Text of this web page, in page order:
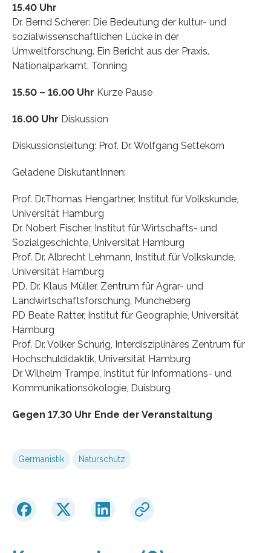
15.40 Uhr
Dr. Bernd Scherer: Die Bedeutung der kultur- und
sozialwissenschaftlichen Lücke in der
Umweltforschung. Ein Bericht aus der Praxis.
Nationalparkamt, Tönning
15.50 – 16.00 Uhr Kurze Pause
16.00 Uhr Diskussion
Diskussionsleitung: Prof. Dr. Wolfgang Settekorn
Geladene DiskutantInnen:
Prof. Dr.Thomas Hengartner, Institut für Volkskunde,
Universität Hamburg
Dr. Nobert Fischer, Institut für Wirtschafts- und
Sozialgeschichte, Universität Hamburg
Prof. Dr. Albrecht Lehmann, Institut für Volkskunde,
Universität Hamburg
PD. Dr. Klaus Müller, Zentrum für Agrar- und
Landwirtschaftsforschung, Müncheberg
PD Beate Ratter, Institut für Geographie, Universität
Hamburg
Prof. Dr. Volker Schurig, Interdisziplinäres Zentrum für
Hochschuldidaktik, Universität Hamburg
Dr. Wilhelm Trampe, Institut für Informations- und
Kommunikationsökologie, Duisburg
Gegen 17.30 Uhr Ende der Veranstaltung
Germanistik Naturschutz